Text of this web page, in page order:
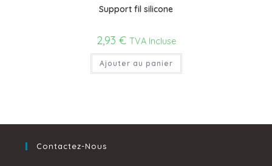
Support fil silicone
2,93 € TVA Incluse
Ajouter au panier
Contactez-Nous